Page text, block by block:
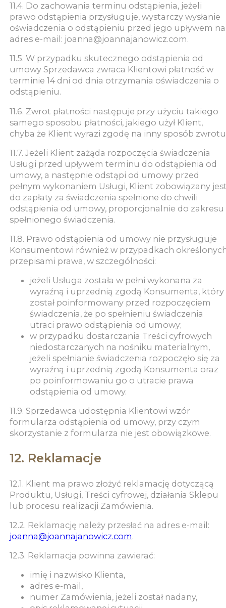
11.4. Do zachowania terminu odstąpienia, jeżeli
prawo odstąpienia przysługuje, wystarczy wysłanie
oświadczenia o odstąpieniu przed jego upływem na
adres e-mail: joanna@joannajanowicz.com.
11.5. W przypadku skutecznego odstąpienia od
umowy Sprzedawca zwraca Klientowi płatność w
terminie 14 dni od dnia otrzymania oświadczenia o
odstąpieniu.
11.6. Zwrot płatności następuje przy użyciu takiego
samego sposobu płatności, jakiego użył Klient,
chyba że Klient wyrazi zgodę na inny sposób
11.7. Jeżeli Klient zażąda rozpoczęcia świadczenia
Usługi przed upływem terminu do odstąpienia od
umowy, a następnie odstąpi od umowy przed
pełnym wykonaniem Usługi, Klient zobowiązany
do zapłaty za świadczenia spełnione do chwili
odstąpienia od umowy, proporcjonalnie do zakresu
spełnionego świadczenia.
11.8. Prawo odstąpienia od umowy nie przysługuje
Konsumentowi również w przypadkach
przepisami prawa, w szczególności:
jeżeli Usługa została w pełni wykonana za
wyraźną i uprzednią zgodą Konsumenta, który
został poinformowany przed rozpoczęciem
świadczenia, że po spełnieniu świadczenia
utraci prawo odstąpienia od umowy;
w przypadku dostarczania Treści cyfrowych
niedostarczanych na nośniku materialnym,
jeżeli spełnianie świadczenia rozpoczęło się za
wyraźną i uprzednią zgodą Konsumenta oraz
po poinformowaniu go o utracie prawa
odstąpienia od umowy.
11.9. Sprzedawca udostępnia Klientowi wzór
formularza odstąpienia od umowy, przy czym
skorzystanie z formularza nie jest obowiązkowe.
12. Reklamacje
12.1. Klient ma prawo złożyć reklamację dotyczącą
Produktu, Usługi, Treści cyfrowej, działania Sklepu
lub procesu realizacji Zamówienia.
12.2. Reklamację należy przesłać na adres e-mail:
joanna@joannajanowicz.com.
12.3. Reklamacja powinna zawierać:
imię i nazwisko Klienta,
adres e-mail,
numer Zamówienia, jeżeli został nadany,